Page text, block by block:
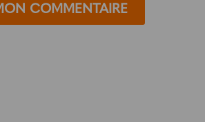
COMMENTAIRE